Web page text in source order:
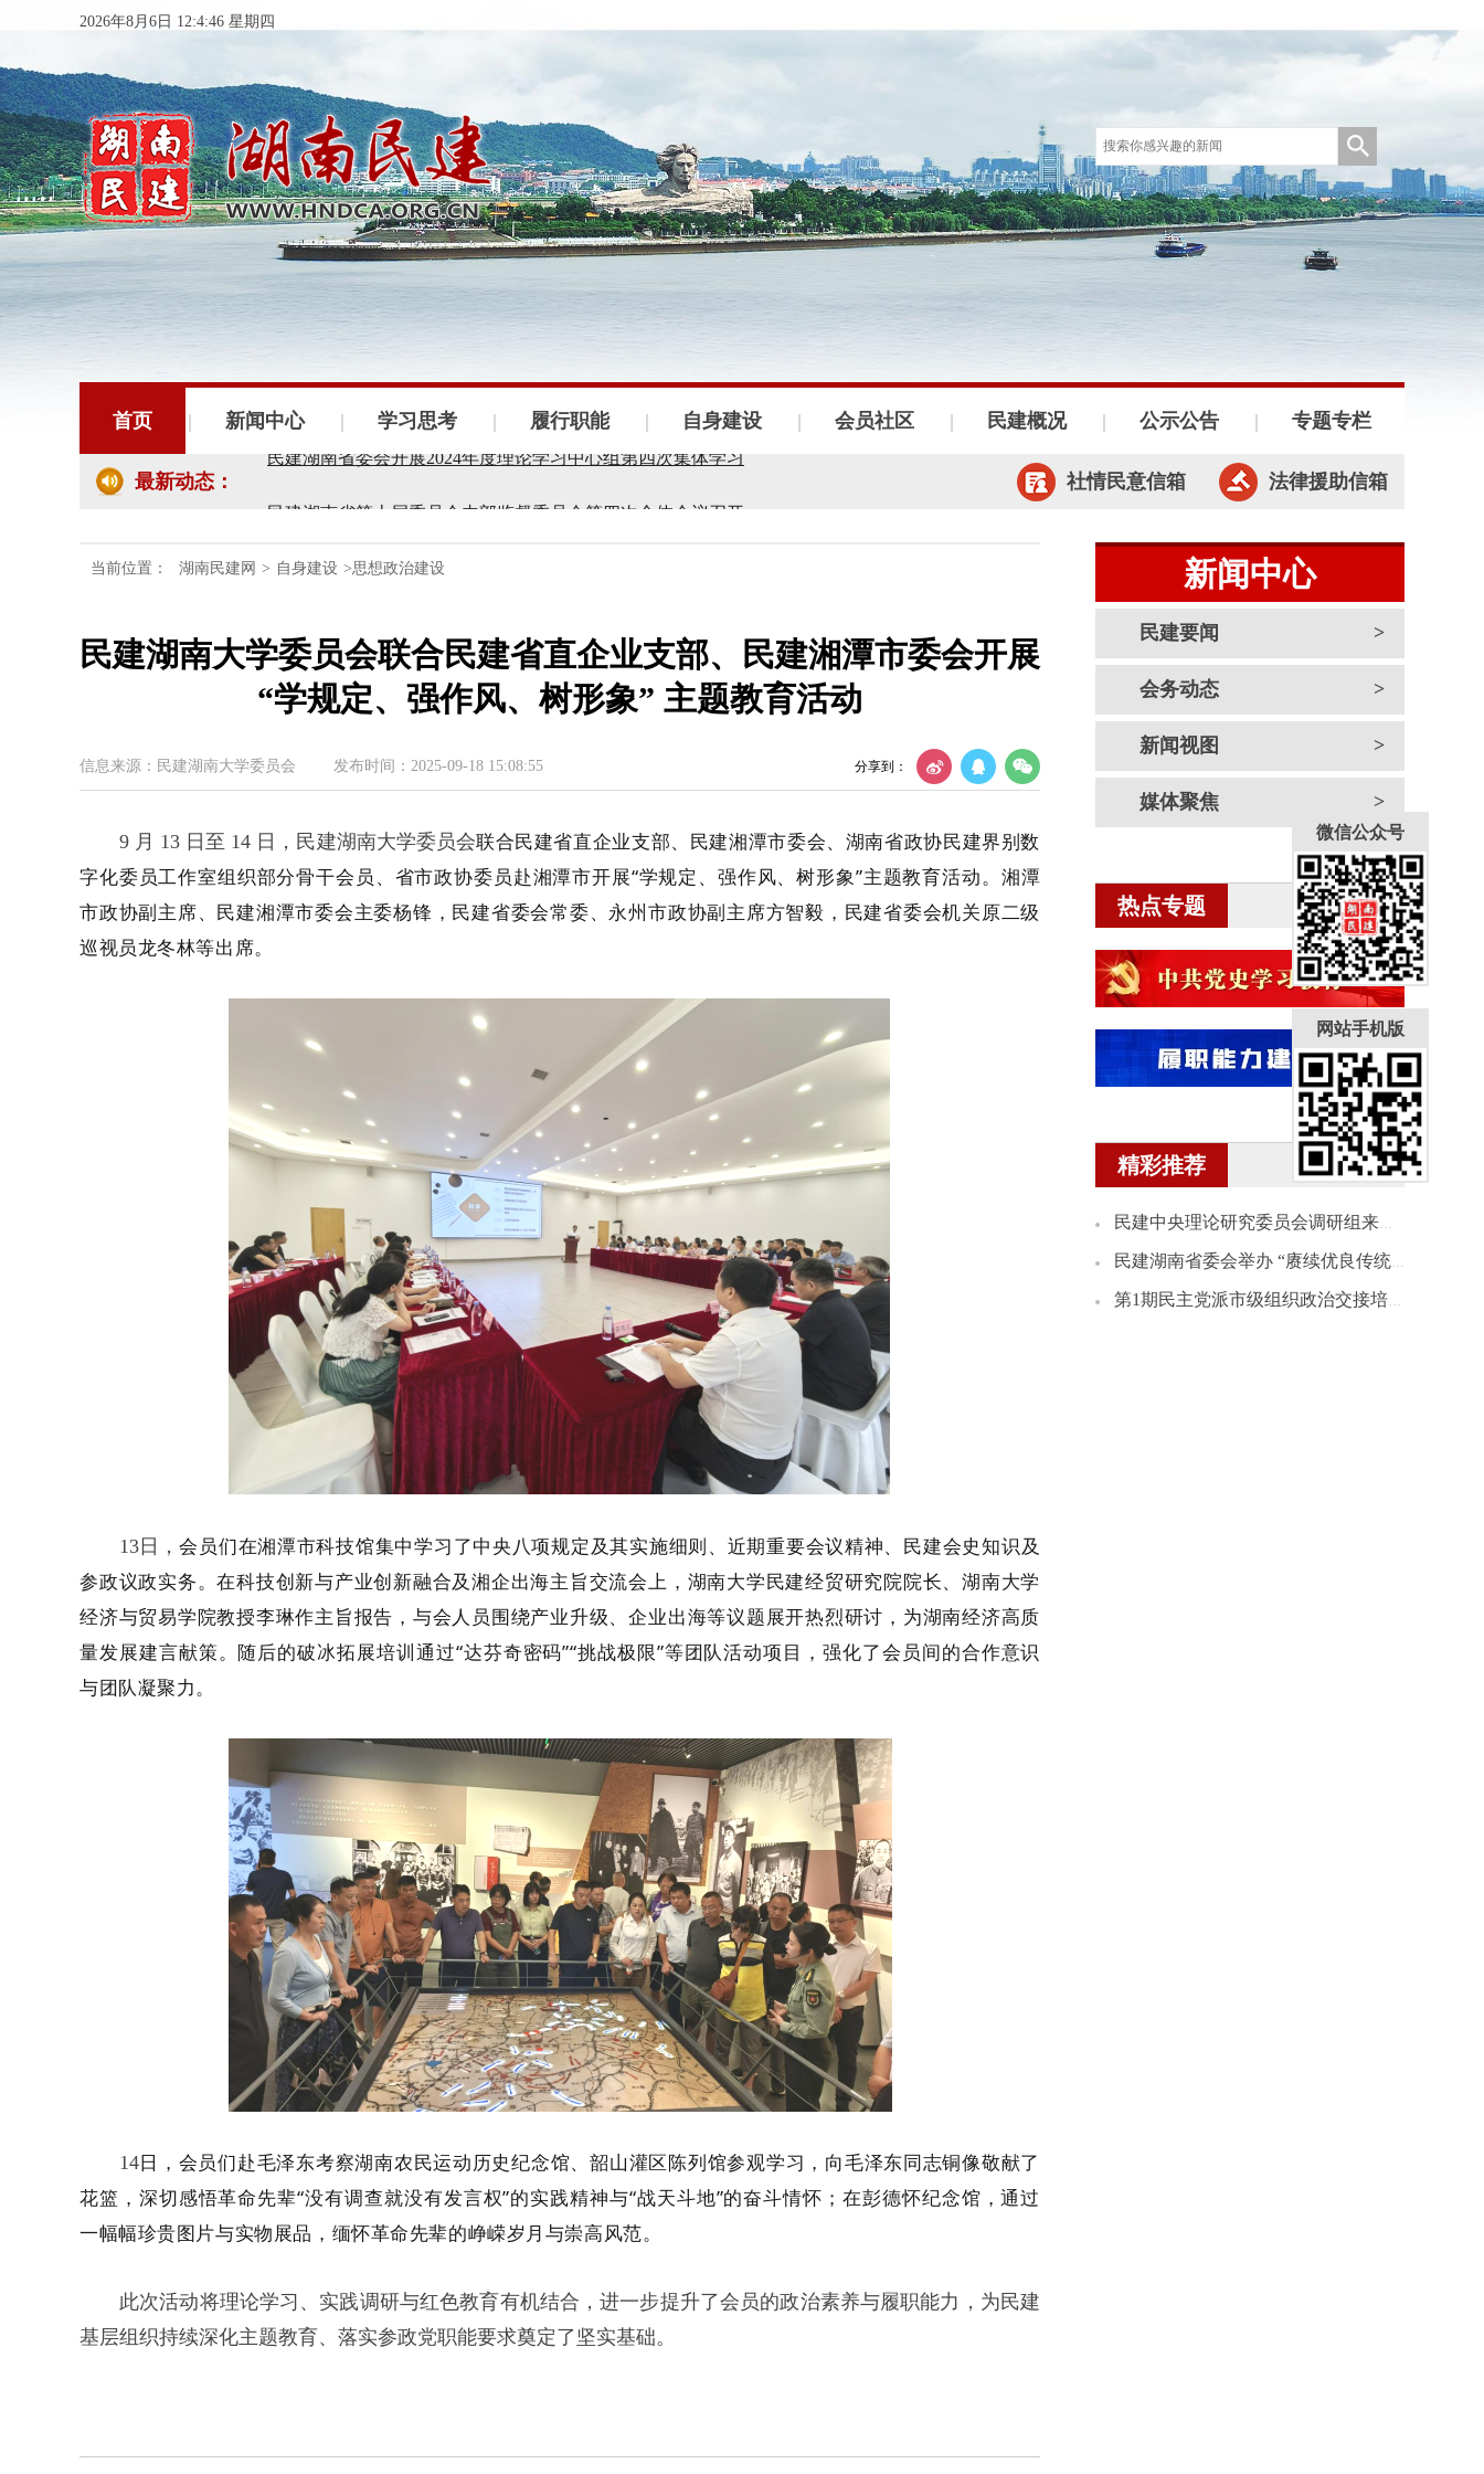
2026年8月6日 12:4:47 星期四
首页 新闻中心 学习思考 履行职能 自身建设 会员社区 民建概况 公示公告 专题专栏
最新动态：
民建湖南省委会十届五次全会召开
民建湖南省委会召开全省组织建设工作会议
民建湖南省委会开展2024年度理论学习中心组第四次集体学习
民建湖南省十届十次常委会议召开
民建湖南省委会开展2024年度理论学习中心组第四次集体学习
民建湖南省第十届委员会内部监督委员会第四次全体会议召开
社情民意信箱 法律援助信箱
当前位置： 湖南民建网 > 自身建设 >思想政治建设
民建湖南大学委员会联合民建省直企业支部、民建湘潭市委会开展
“学规定、强作风、树形象” 主题教育活动
信息来源：民建湖南大学委员会 发布时间：2025-09-18 15:08:55 分享到：
9 月 13 日至 14 日，民建湖南大学委员会联合民建省直企业支部、民建湘潭市委会、湖南省政协民建界别数
字化委员工作室组织部分骨干会员 、 省市政协委员赴湘潭市开展“学规定、强作风、树形象”主题教育活动。 湘潭
市政协副主席、 民建湘潭市委会主委杨锋，民建省委会常委、永州市政协副主席方智毅， 民建省委会机关原二级
巡视员龙冬林等出席。
13日，会员们在湘潭市科技馆集中学习了中央八项规定及其实施细则、 近期重要会议精神、民建会史知识及
参政议政实务。在科技创新与产业创新融合及湘企出海主旨交流会上， 湖南大学民建经贸研究院院长、湖南大学
经济与贸易学院教授李琳作主旨报告，与会人员围绕产业升级、企业出海等议题展开热烈研讨，为湖南经济高质
量发展建言献策。随后的破冰拓展培训通过“达芬奇密码”“挑战极限”等团队活动项目，强化了会员间的合作意识
与团队凝聚力。
14日，会员们赴毛泽东考察湖南农民运动历史纪念馆、韶山灌区陈列馆参观学习， 向毛泽东同志铜像敬献了
花篮，深切感悟革命先辈“没有调查就没有发言权”的实践精神与“战天斗地”的奋斗情怀；在彭德怀纪念馆，通过
一幅幅珍贵图片与实物展品，缅怀革命先辈的峥嵘岁月与崇高风范。
此次活动将理论学习、实践调研与红色教育有机结合，进一步提升了会员的政治素养与履职能力，为民建
基层组织持续深化主题教育、落实参政党职能要求奠定了坚实基础。
新闻中心
民建要闻
会务动态
新闻视图
媒体聚焦
热点专题
精彩推荐
民建中央理论研究委员会调研组来湘开展理论研究课题调研
民建湖南省委会举办 “赓续优良传统 践行为民情怀”会史宣讲会
第1期民主党派市级组织政治交接培训班民建学员赴民建省委会机关座谈
微信公众号
网站手机版